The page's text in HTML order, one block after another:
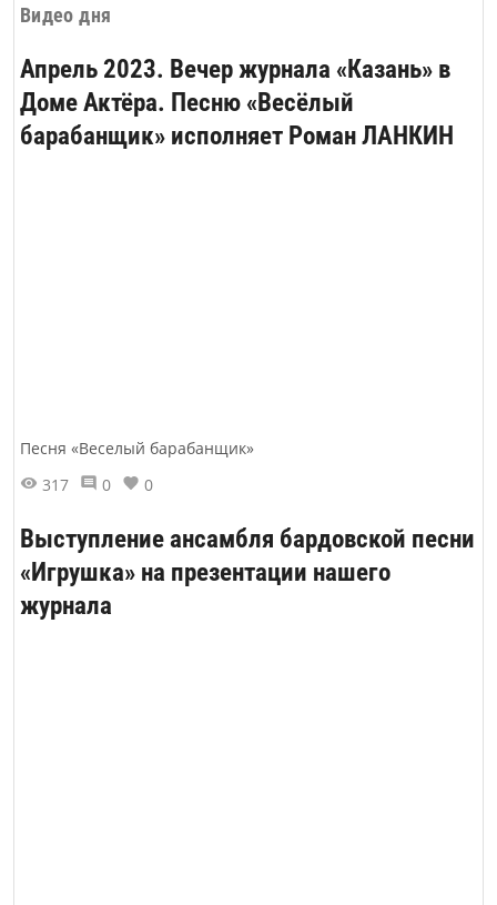
Видео дня
Апрель 2023. Вечер журнала «Казань» в
Доме Актёра. Песню «Весёлый
барабанщик» исполняет Роман ЛАНКИН
Песня «Веселый барабанщик»
317
0 0
Выступление ансамбля бардовской песни
«Игрушка» на презентации нашего
журнала